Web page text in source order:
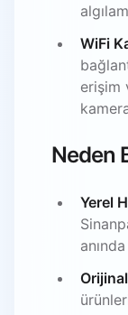
WiFi
erişim
Neden
Yerel